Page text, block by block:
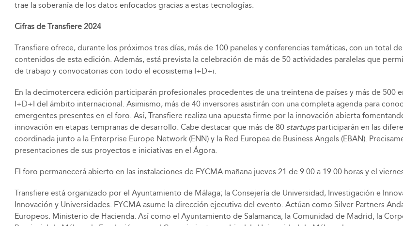
trae la soberanía de los datos enfocados gracias a estas tecnologías.
Cifras de Transfiere 2024
Transfiere ofrece, durante los próximos tres días, más de 100 paneles y conferencias temáticas, con un total
contenidos de esta edición. Además, está prevista la celebración de más de 50 actividades paralelas que
de trabajo y convocatorias con todo el ecosistema I+D+i.
En la decimotercera edición participarán profesionales procedentes de una treintena de países y más de 500
I+D+I del ámbito internacional. Asimismo, más de 40 inversores asistirán con una completa agenda para
emergentes presentes en el foro. Así, Transfiere realiza una apuesta firme por la innovación abierta
innovación en etapas tempranas de desarrollo. Cabe destacar que más de 80 startupsparticiparán en las
coordinada junto a la Enterprise Europe Network (ENN) y la Red Europea de Business Angels (EBAN).
presentaciones de sus proyectos e iniciativas en el Ágora.
El foro permanecerá abierto en las instalaciones de FYCMA mañana jueves 21 de 9.00 a 19.00 horas y el
Transfiere está organizado por el Ayuntamiento de Málaga; la Consejería de Universidad, Investigación e
Innovación y Universidades. FYCMA asume la dirección ejecutiva del evento. Actúan como Silver Partners
Europeos. Ministerio de Hacienda. Así como el Ayuntamiento de Salamanca, la Comunidad de Madrid, la